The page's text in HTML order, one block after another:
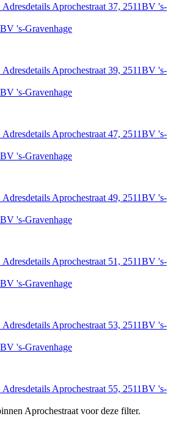
Adresdetails Aprochestraat 37, 2511BV 's-
's-Gravenhage
Adresdetails Aprochestraat 39, 2511BV 's-
's-Gravenhage
Adresdetails Aprochestraat 47, 2511BV 's-
's-Gravenhage
Adresdetails Aprochestraat 49, 2511BV 's-
's-Gravenhage
Adresdetails Aprochestraat 51, 2511BV 's-
's-Gravenhage
Adresdetails Aprochestraat 53, 2511BV 's-
's-Gravenhage
Adresdetails Aprochestraat 55, 2511BV 's-
Aprochestraat voor deze filter.